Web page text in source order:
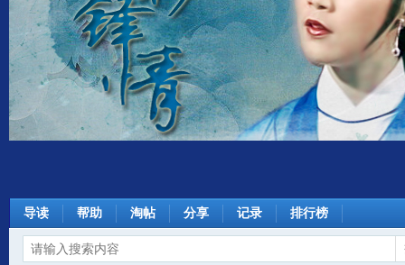
导读 帮助 淘帖 分享 记录 排行榜